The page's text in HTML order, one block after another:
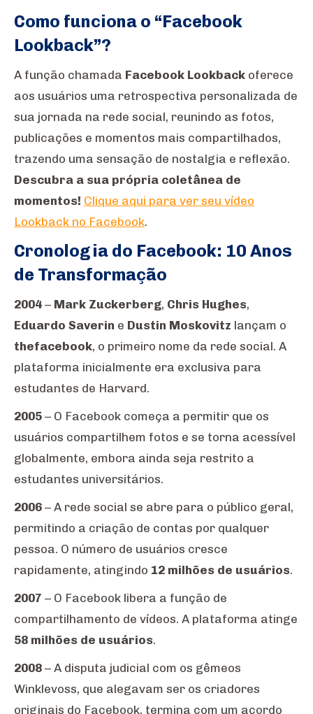
Como funciona o “Facebook
Lookback”?
A função chamada Facebook Lookback oferece
aos usuários uma retrospectiva personalizada de
sua jornada na rede social, reunindo as fotos,
publicações e momentos mais compartilhados,
trazendo uma sensação de nostalgia e reflexão.
Descubra a sua própria coletânea de
momentos! Clique aqui para ver seu vídeo
Lookback no Facebook.
Cronologia do Facebook: 10 Anos
de Transformação
2004 – Mark Zuckerberg, Chris Hughes,
Eduardo Saverin e Dustin Moskovitz lançam o
thefacebook, o primeiro nome da rede social. A
plataforma inicialmente era exclusiva para
estudantes de Harvard.
2005 – O Facebook começa a permitir que os
usuários compartilhem fotos e se torna acessível
globalmente, embora ainda seja restrito a
estudantes universitários.
2006 – A rede social se abre para o público geral,
permitindo a criação de contas por qualquer
pessoa. O número de usuários cresce
rapidamente, atingindo 12 milhões de usuários.
2007 – O Facebook libera a função de
compartilhamento de vídeos. A plataforma atinge
58 milhões de usuários.
2008 – A disputa judicial com os gêmeos
Winklevoss, que alegavam ser os criadores
originais do Facebook, termina com um acordo